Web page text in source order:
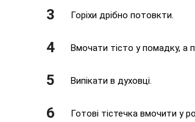
Горіхи дрібно потовкти.
Вмочати тісто у помадку, а
Випікати в духовці.
Готові тістечка вмочити у